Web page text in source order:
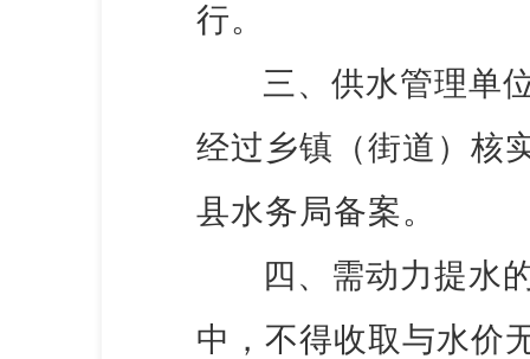
行。
三、供水管理单
经过乡镇（街道）核
县水务局备案。
四、需动力提水
中，不得收取与水价